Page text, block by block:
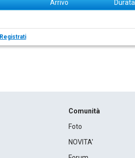
Arrivo Durata
Comunità
Foto
NOVITA'